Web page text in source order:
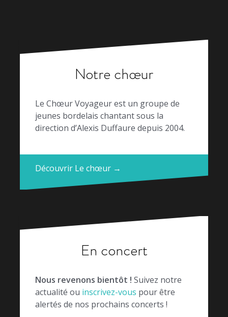
Notre chœur
Le Chœur Voyageur est un groupe de
jeunes bordelais chantant sous la
direction d’Alexis Duffaure depuis 2004.
Découvrir Le chœur →
En concert
Nous revenons bientôt ! Suivez notre
actualité ou inscrivez-vous pour être
alertés de nos prochains concerts !